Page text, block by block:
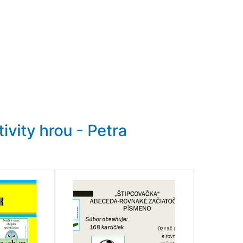
hrou - Petra